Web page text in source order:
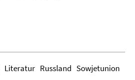
Literatur Russland Sowjetunion